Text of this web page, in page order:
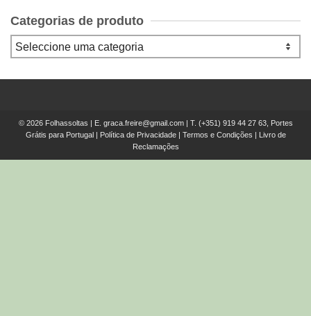
Categorias de produto
© 2026 Folhassoltas | E. graca.freire@gmail.com| T. (+351) 919 44 27 63, Portes
Grátis para Portugal
Política de Privacidade| Termos e Condições
Livro de
Reclamações